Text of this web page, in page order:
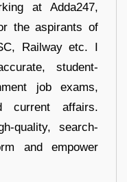
at Adda247,
the aspirants of
Railway etc. I
student-
job exams,
current affairs.
quality, search-
and empower